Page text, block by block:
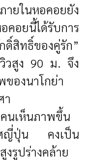
ยในหอคอยยัง
คอยนี้ได้รับการ
สิทธิ์ของคู่รัก”
วสูง 90 ม. จึง
องนาโกย่า
า
นเห็นภาพขึ้น
ศญี่ปุ่น คงเป็น
รูปร่างคล้าย